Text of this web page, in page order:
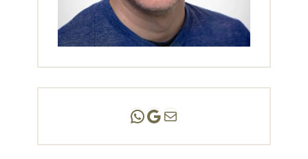
Andreas Scholz | (HPP)
Praxis Adlershof
E-Mail an mich ...